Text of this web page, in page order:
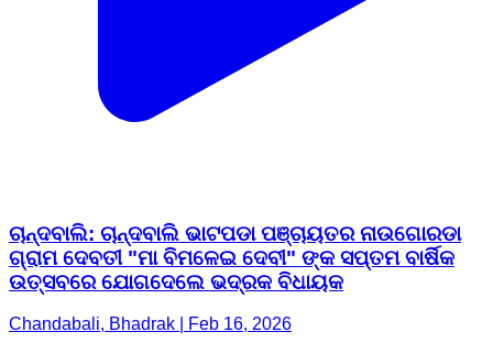
ଚାନ୍ଦବାଲି: ଚାନ୍ଦବାଲି ଭାଟପଡା ପଞ୍ଚାୟତର ନାଉଗୋରଡା
ଗ୍ରାମ ଦେବତୀ "ମା ବିମଳେଇ ଦେବୀ" ଙ୍କ ସପ୍ତମ ବାର୍ଷିକ
ଉତ୍ସବରେ ଯୋଗଦେଲେ ଭଦ୍ରକ ବିଧାୟକ
Chandabali, Bhadrak | Feb 16, 2026